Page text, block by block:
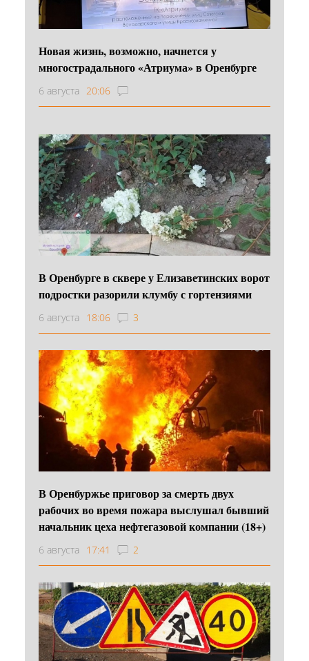
Новая жизнь, возможно, начнется у
многострадального «Атриума» в Оренбурге
6 августа 20:06
В Оренбурге в сквере у Елизаветинских ворот
подростки разорили клумбу с гортензиями
6 августа 18:06 3
В Оренбуржье приговор за смерть двух
рабочих во время пожара выслушал бывший
начальник цеха нефтегазовой компании (18+)
6 августа 17:41 2